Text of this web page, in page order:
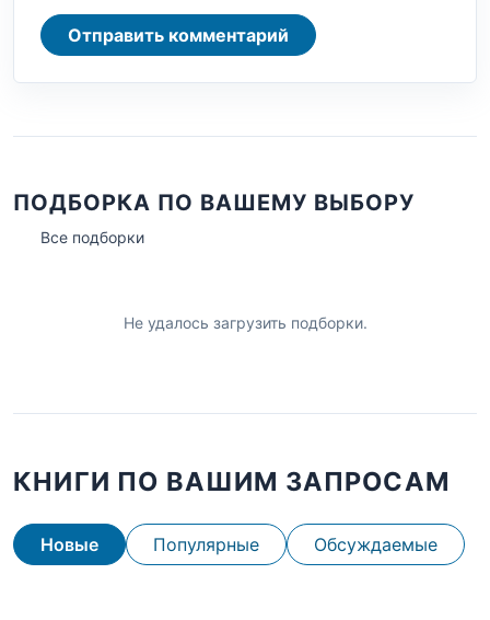
Отправить комментарий
ПОДБОРКА ПО ВАШЕМУ ВЫБОРУ
Все подборки
Не удалось загрузить подборки.
КНИГИ ПО ВАШИМ ЗАПРОСАМ
Новые Популярные Обсуждаемые